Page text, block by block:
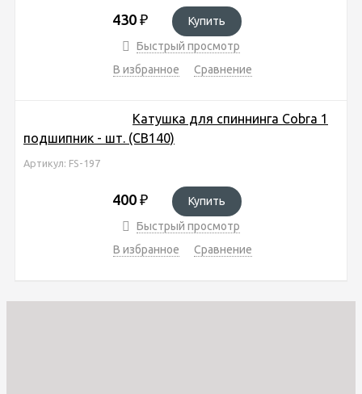
430 ₽
Купить
Быстрый просмотр
В избранное
Сравнение
Катушка для спиннинга Cobra 1
подшипник - шт. (CB140)
Артикул: FS-197
400 ₽
Купить
Быстрый просмотр
В избранное
Сравнение